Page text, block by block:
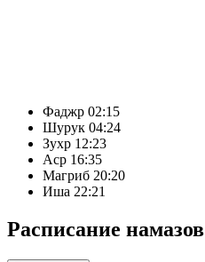
Фаджр 02:15
Шурук 04:24
Зухр 12:23
Аср 16:35
Магриб 20:20
Иша 22:21
Расписание намазов